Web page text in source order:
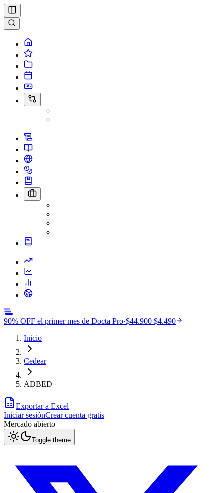
90% OFF el primer mes de Docta Pro·$44.900 $4.490
Inicio
Cedear
ADBED
Exportar a Excel
Iniciar sesiónCrear cuenta gratis
Mercado abierto
Toggle theme